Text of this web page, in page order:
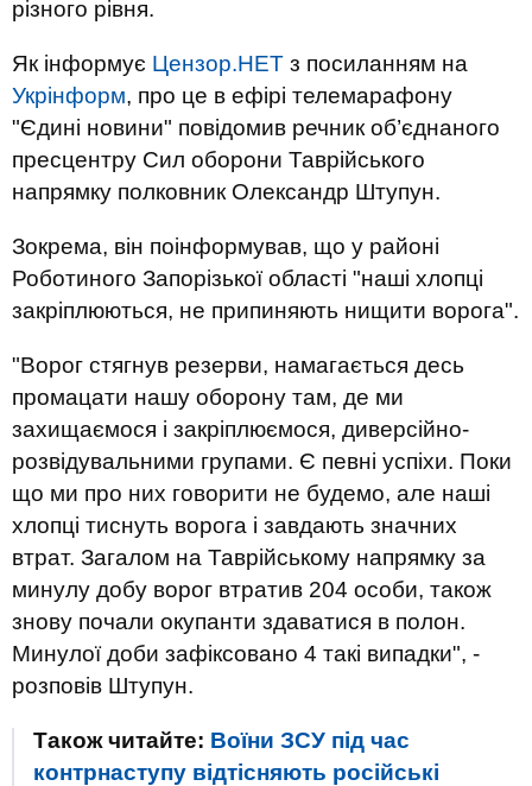
різного рівня.
Як інформує Цензор.НЕТ з посиланням на
Укрінформ, про це в ефірі телемарафону
"Єдині новини" повідомив речник об’єднаного
пресцентру Сил оборони Таврійського
напрямку полковник Олександр Штупун.
Зокрема, він поінформував, що у районі
Роботиного Запорізької області "наші хлопці
закріплюються, не припиняють нищити ворога".
"Ворог стягнув резерви, намагається десь
промацати нашу оборону там, де ми
захищаємося і закріплюємося, диверсійно-
розвідувальними групами. Є певні успіхи. Поки
що ми про них говорити не будемо, але наші
хлопці тиснуть ворога і завдають значних
втрат. Загалом на Таврійському напрямку за
минулу добу ворог втратив 204 особи, також
знову почали окупанти здаватися в полон.
Минулої доби зафіксовано 4 такі випадки", -
розповів Штупун.
Також читайте: Воїни ЗСУ під час
контрнаступу відтісняють російські